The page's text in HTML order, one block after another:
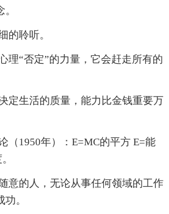
的聆听。
理“否定”的力量，它会赶走所有的
定生活的质量，能力比金钱重要万
（1950年）：E=MC的平方 E=能
意的人，无论从事任何领域的工作
。